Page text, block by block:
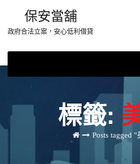
content
保安當舖
政府合法立案，安心低利借貸
標籤:
Posts tagged "